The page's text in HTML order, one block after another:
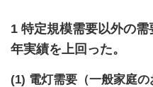
1 特定規模需要以外の
年実績を上回った。
(1) 電灯需要（一般家庭の